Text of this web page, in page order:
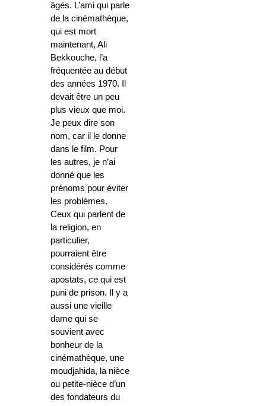
âgés. L’ami qui parle
de la cinémathèque,
qui est mort
maintenant, Ali
Bekkouche, l’a
fréquentée au début
des années 1970. Il
devait être un peu
plus vieux que moi.
Je peux dire son
nom, car il le donne
dans le film. Pour
les autres, je n’ai
donné que les
prénoms pour éviter
les problèmes.
Ceux qui parlent de
la religion, en
particulier,
pourraient être
considérés comme
apostats, ce qui est
puni de prison. Il y a
aussi une vieille
dame qui se
souvient avec
bonheur de la
cinémathèque, une
moudjahida, la nièce
ou petite-nièce d’un
des fondateurs du